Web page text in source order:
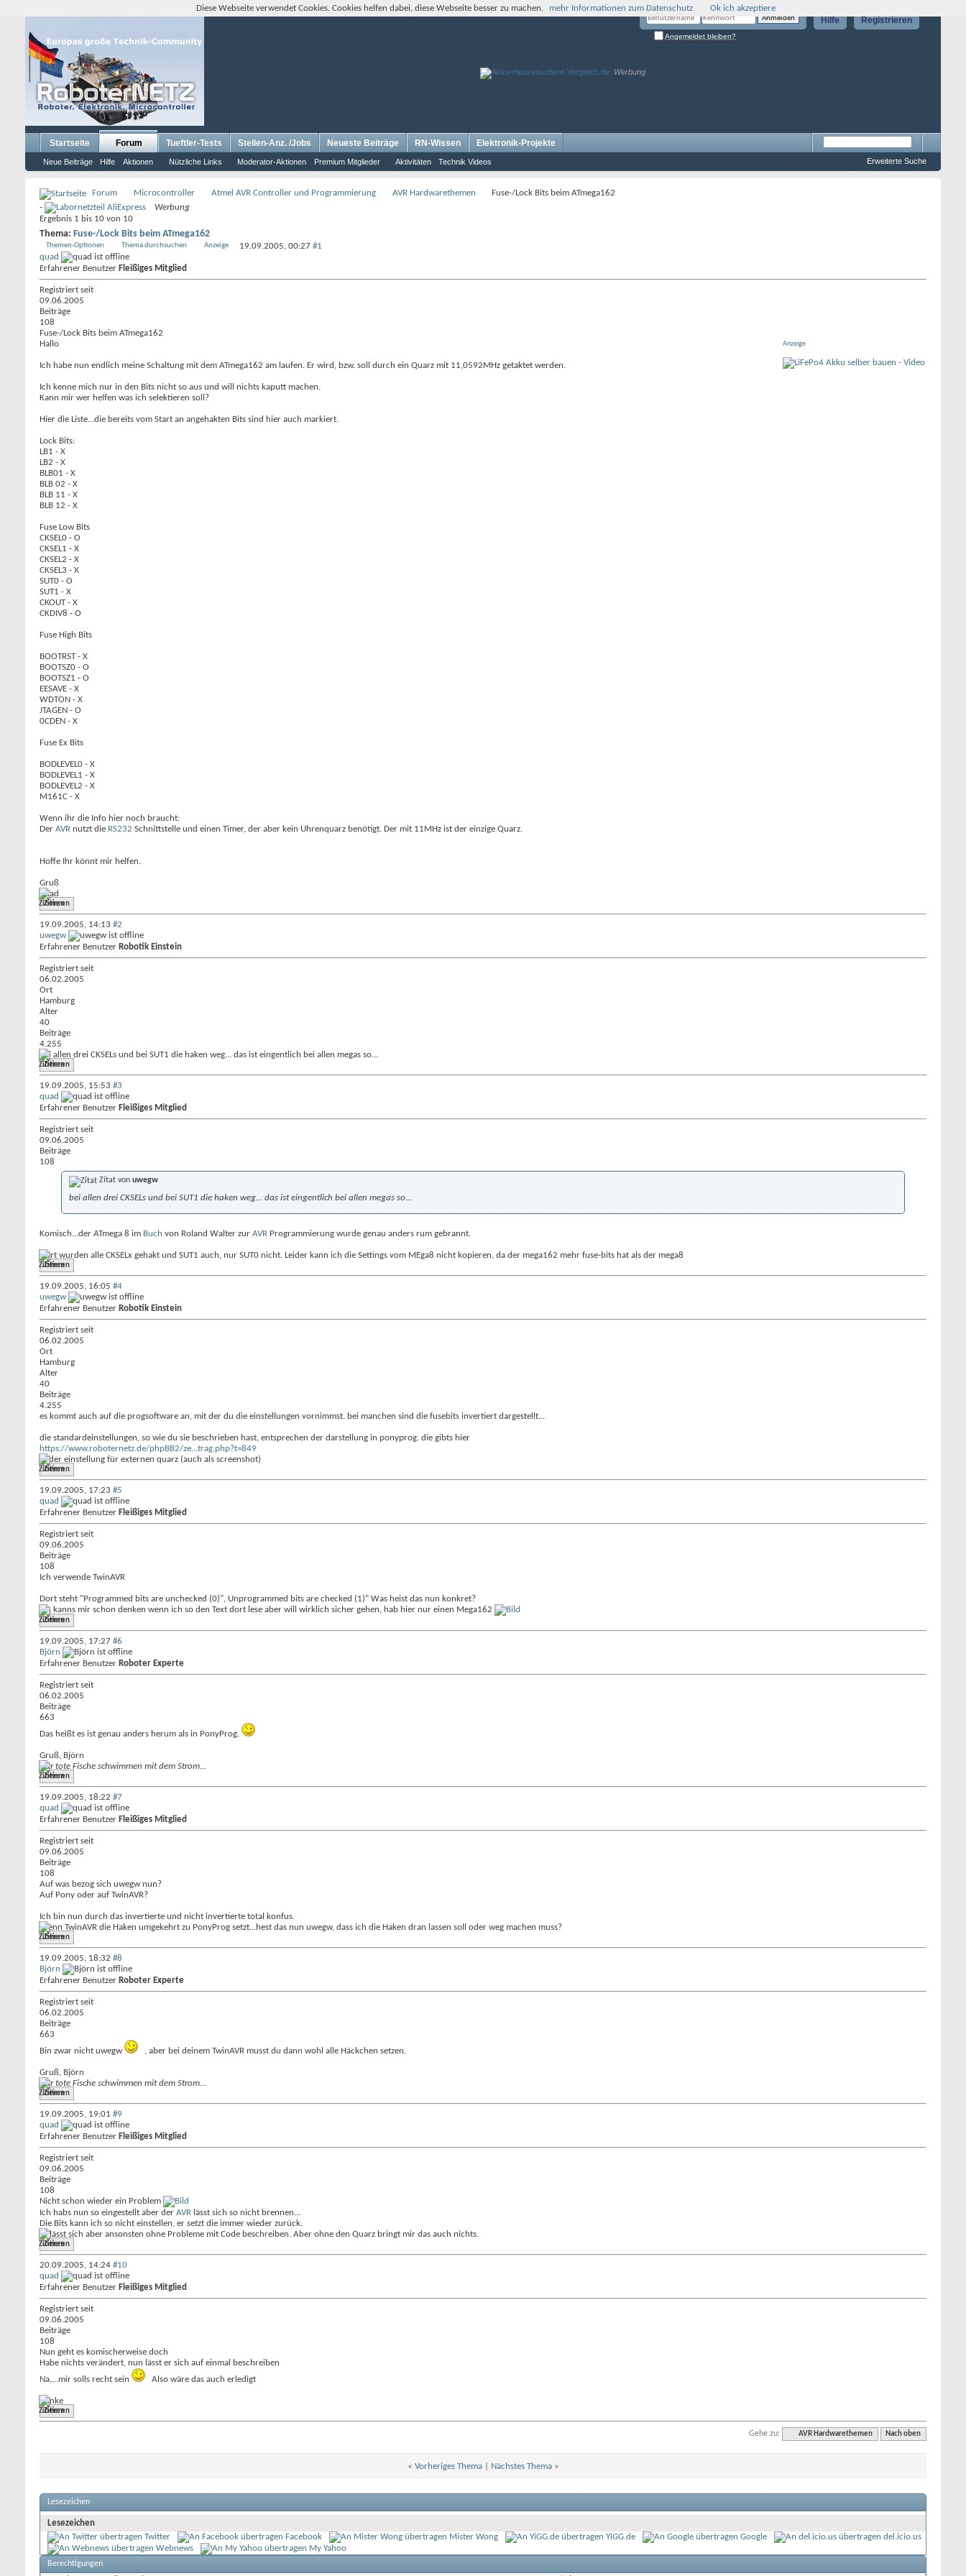
Registrieren
Hilfe
Angemeldet bleiben?
Werbung
Startseite Forum
Neue Beiträge Hilfe Aktionen Nützliche Links Moderator-Aktionen Premium Mitglieder Aktivitäten Technik Videos
Tueftler-Tests Stellen-Anz. /Jobs Neueste Beiträge RN-Wissen Elektronik-Projekte
Erweiterte Suche
Forum Microcontroller Atmel AVR Controller und Programmierung AVR Hardwarethemen
Fuse-/Lock Bits beim ATmega162
-
Werbung
Ergebnis 1 bis 10 von 10
Thema: Fuse-/Lock Bits beim ATmega162
Themen-Optionen Thema durchsuchen Anzeige 19.09.2005, 00:27 #1
quad
Erfahrener Benutzer Fleißiges Mitglied
Registriert seit
09.06.2005
Beiträge
108
Fuse-/Lock Bits beim ATmega162
Anzeige
Hallo
Ich habe nun endlich meine Schaltung mit dem ATmega162 am laufen. Er wird, bzw. soll durch ein Quarz mit 11,0592MHz getaktet werden.
Ich kenne mich nur in den Bits nicht so aus und will nichts kaputt machen.
Kann mir wer helfen was ich selektieren soll?
Hier die Liste...die bereits vom Start an angehakten Bits sind hier auch markiert.
Lock Bits:
LB1 - X
LB2 - X
BLB01 - X
BLB 02 - X
BLB 11 - X
BLB 12 - X
Fuse Low Bits
CKSEL0 - O
CKSEL1 - X
CKSEL2 - X
CKSEL3 - X
SUT0 - O
SUT1 - X
CKOUT - X
CKDIV8 - O
Fuse High Bits
BOOTRST - X
BOOTSZ0 - O
BOOTSZ1 - O
EESAVE - X
WDTON - X
JTAGEN - O
0CDEN - X
Fuse Ex Bits
BODLEVEL0 - X
BODLEVEL1 - X
BODLEVEL2 - X
M161C - X
Wenn ihr die Info hier noch braucht:
Der AVR nutzt die RS232 Schnittstelle und einen Timer, der aber kein Uhrenquarz benötigt. Der mit 11MHz ist der einzige Quarz.
Hoffe Ihr könnt mir helfen.
Gruß
quad
Zitieren
19.09.2005, 14:13 #2
uwegw
Erfahrener Benutzer Robotik Einstein
Registriert seit
06.02.2005
Ort
Hamburg
Alter
40
Beiträge
4.255
bei allen drei CKSELs und bei SUT1 die haken weg... das ist eingentlich bei allen megas so...
Zitieren
19.09.2005, 15:53 #3
quad
Erfahrener Benutzer Fleißiges Mitglied
Registriert seit
09.06.2005
Beiträge
108
Zitat von uwegw
bei allen drei CKSELs und bei SUT1 die haken weg... das ist eingentlich bei allen megas so...
Komisch...der ATmega 8 im Buch von Roland Walter zur AVR Programmierung wurde genau anders rum gebrannt.
Dort wurden alle CKSELx gehakt und SUT1 auch, nur SUT0 nicht. Leider kann ich die Settings vom MEga8 nicht kopieren, da der mega162 mehr fuse-bits hat als der mega8
Zitieren
19.09.2005, 16:05 #4
uwegw
Erfahrener Benutzer Robotik Einstein
Registriert seit
06.02.2005
Ort
Hamburg
Alter
40
Beiträge
4.255
es kommt auch auf die progsoftware an, mit der du die einstellungen vornimmst. bei manchen sind die fusebits invertiert dargestellt...
die standardeinstellungen, so wie du sie beschrieben hast, entsprechen der darstellung in ponyprog. die gibts hier
https://www.roboternetz.de/phpBB2/ze...trag.php?t=849
in der einstellung für externen quarz (auch als screenshot)
Zitieren
19.09.2005, 17:23 #5
quad
Erfahrener Benutzer Fleißiges Mitglied
Registriert seit
09.06.2005
Beiträge
108
Ich verwende TwinAVR
Dort steht "Programmed bits are unchecked (0)", Unprogrammed bits are checked (1)" Was heist das nun konkret?
Ich kanns mir schon denken wenn ich so den Text dort lese aber will wirklich sicher gehen, hab hier nur einen Mega162
Zitieren
19.09.2005, 17:27 #6
Björn
Erfahrener Benutzer Roboter Experte
Registriert seit
06.02.2005
Beiträge
663
Das heißt es ist genau anders herum als in PonyProg.
Gruß, Björn
Nur tote Fische schwimmen mit dem Strom...
Zitieren
19.09.2005, 18:22 #7
quad
Erfahrener Benutzer Fleißiges Mitglied
Registriert seit
09.06.2005
Beiträge
108
Auf was bezog sich uwegw nun?
Auf Pony oder auf TwinAVR?
Ich bin nun durch das invertierte und nicht invertierte total konfus.
Wenn TwinAVR die Haken umgekehrt zu PonyProg setzt...hest das nun uwegw, dass ich die Haken dran lassen soll oder weg machen muss?
Zitieren
19.09.2005, 18:32 #8
Björn
Erfahrener Benutzer Roboter Experte
Registriert seit
06.02.2005
Beiträge
663
Bin zwar nicht uwegw
, aber bei deinem TwinAVR musst du dann wohl alle Häckchen setzen.
Gruß, Björn
Nur tote Fische schwimmen mit dem Strom...
Zitieren
19.09.2005, 19:01 #9
quad
Erfahrener Benutzer Fleißiges Mitglied
Registriert seit
09.06.2005
Beiträge
108
Nicht schon wieder ein Problem
Ich habs nun so eingestellt aber der AVR lässt sich so nicht brennen...
Die Bits kann ich so nicht einstellen, er setzt die immer wieder zurück.
Er lässt sich aber ansonsten ohne Probleme mit Code beschreiben. Aber ohne den Quarz bringt mir das auch nichts.
Zitieren
20.09.2005, 14:24 #10
quad
Erfahrener Benutzer Fleißiges Mitglied
Registriert seit
09.06.2005
Beiträge
108
Nun geht es komischerweise doch
Habe nichts verändert, nun lässt er sich auf einmal beschreiben
Na,...mir solls recht sein
Also wäre das auch erledigt
Danke
Zitieren
Gehe zu: AVR Hardwarethemen Nach oben
« Vorheriges Thema| Nächstes Thema »
Lesezeichen
Lesezeichen
Twitter
Facebook Mister Wong YiGG.de Google
del.icio.us
Webnews
My Yahoo
Berechtigungen
Diese Webseite verwendet Cookies. Cookies helfen dabei, diese Webseite besser zu machen. mehr Informationen zum Datenschutz Ok ich akzeptiere